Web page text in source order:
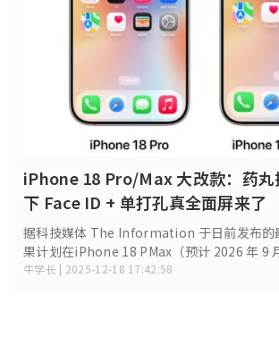
iPhone 18 Pro/Max 大改款：药丸
下 Face ID + 单打孔真全面屏来了
据科技媒体 The Information 于日前发布的
果计划在iPhone 18 PMax（预计 2026 年 9
大设计变革，彻底摒弃自 iPhone 14 Pro 系
牛学长 | 2025-12-18 17:42:58